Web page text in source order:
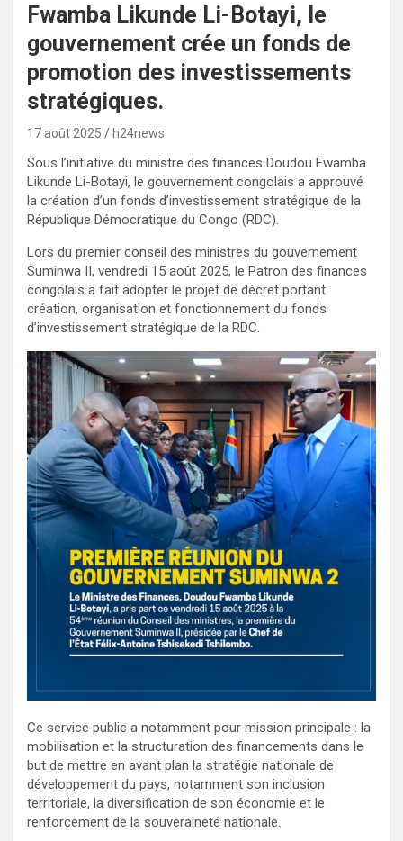
Fwamba Likunde Li-Botayi, le
gouvernement crée un fonds de
promotion des investissements
stratégiques.
17 août 2025 h24news
Sous l’initiative du ministre des finances Doudou Fwamba
Likunde Li-Botayi, le gouvernement congolais a approuvé
la création d’un fonds d’investissement stratégique de la
République Démocratique du Congo (RDC).
Lors du premier conseil des ministres du gouvernement
Suminwa II, vendredi 15 août 2025, le Patron des finances
congolais a fait adopter le projet de décret portant
création, organisation et fonctionnement du fonds
d’investissement stratégique de la RDC.
Ce service public a notamment pour mission principale : la
mobilisation et la structuration des financements dans le
but de mettre en avant plan la stratégie nationale de
développement du pays, notamment son inclusion
territoriale, la diversification de son économie et le
renforcement de la souveraineté nationale.